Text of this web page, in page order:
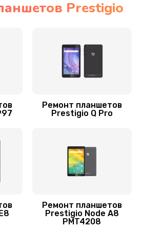
Заказать
GPS-модуля
разъема питания
Prestigio
Ремонт планшетов
Prestigio Q Pro
Ремонт планшетов
Prestigio Node A8
PMT4208